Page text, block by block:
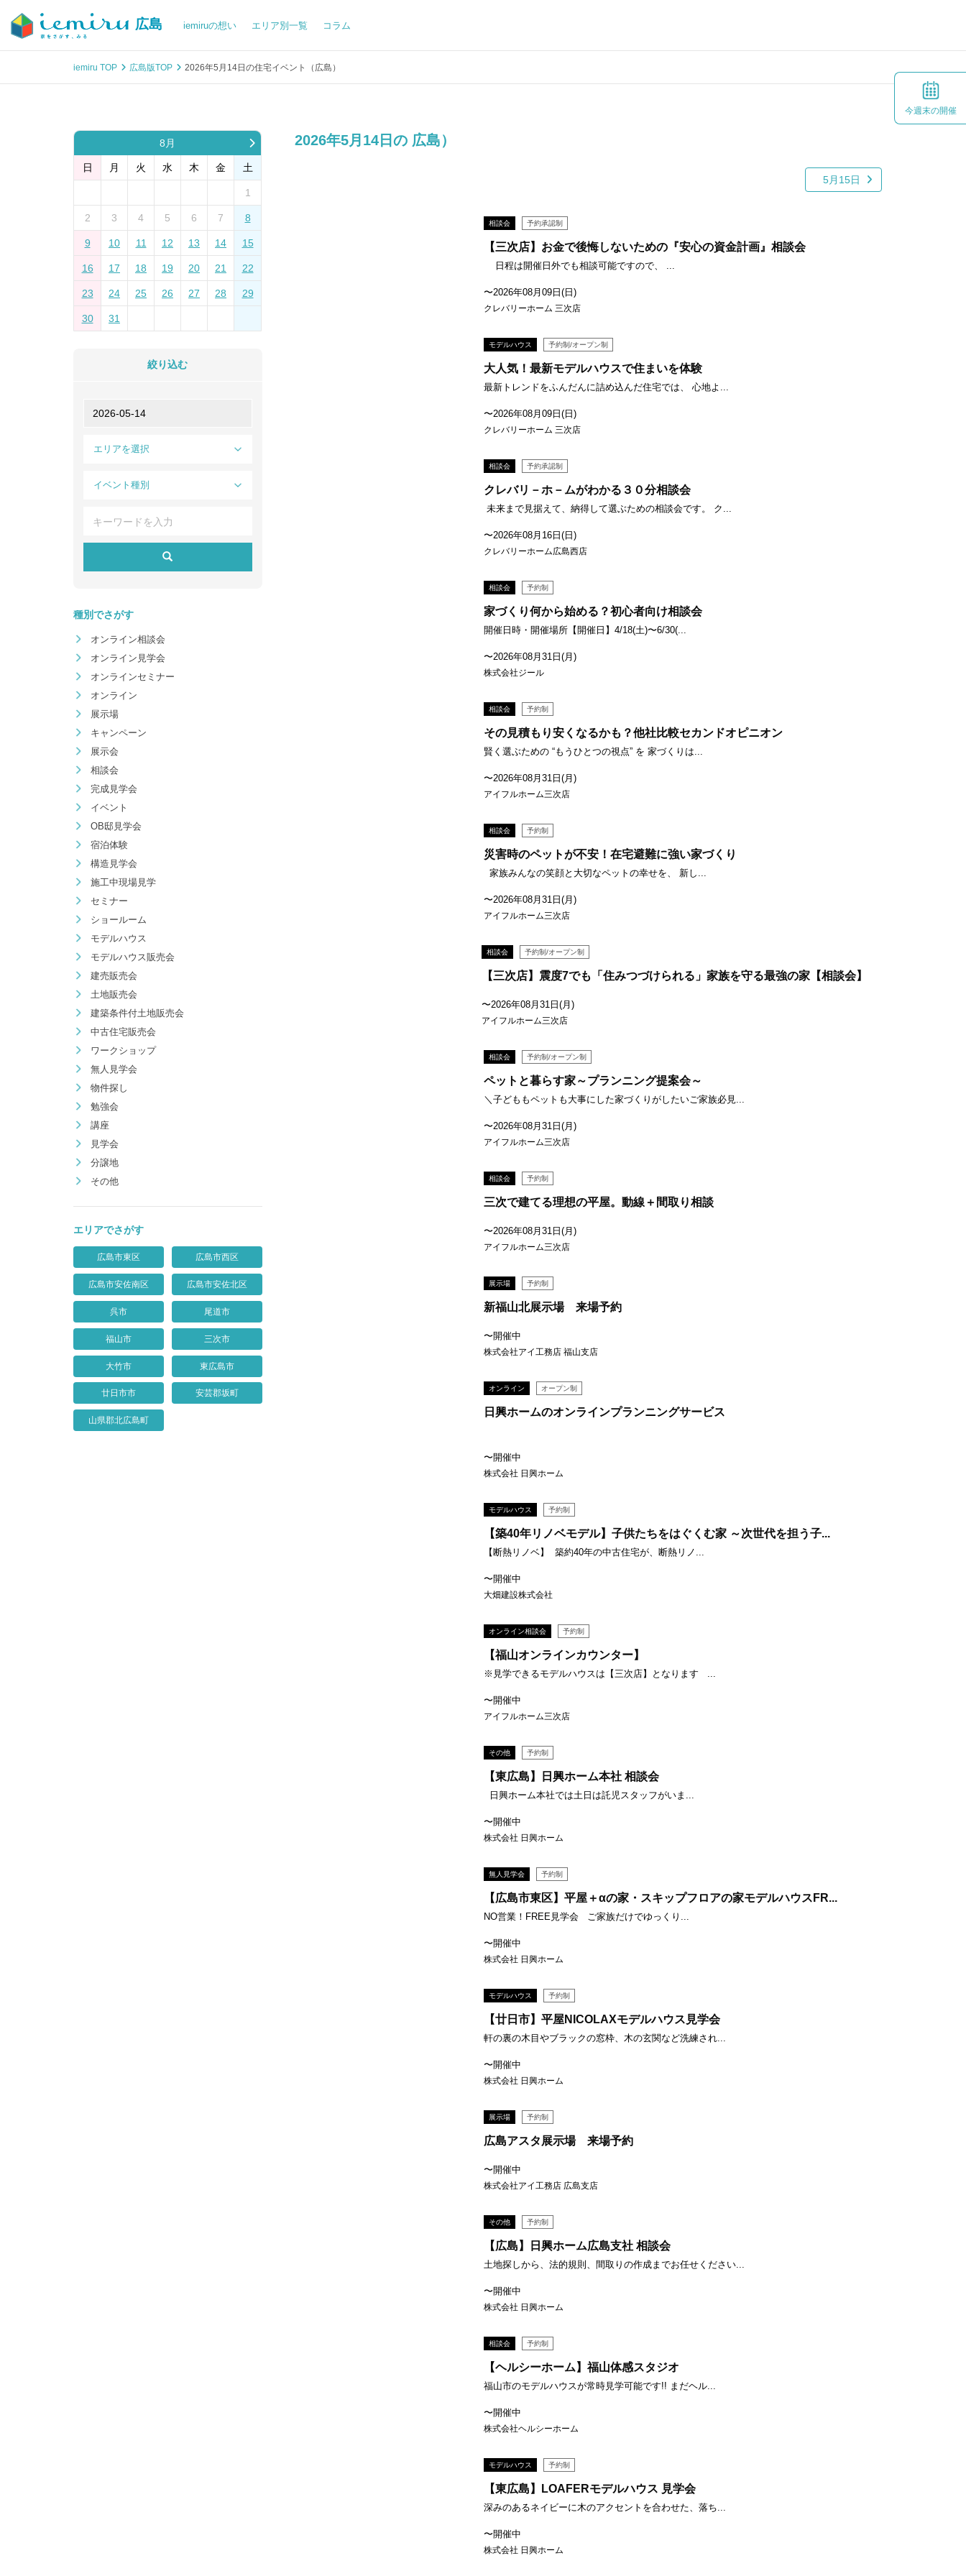
広島 iemiruの想い エリア別一覧 コラム
iemiru TOP 広島版TOP 2026年5月14日の住宅イベント（広島）
2026年5月14日の 広島）
5月15日
相談会 予約承認制
【三次店】お金で後悔しないための『安心の資金計画』相談会
日程は開催日外でも相談可能ですので、 ...
〜2026年08月09日(日)
クレバリーホーム 三次店
モデルハウス 予約制/オープン制
大人気！最新モデルハウスで住まいを体験
最新トレンドをふんだんに詰め込んだ住宅では、 心地よ...
〜2026年08月09日(日)
クレバリーホーム 三次店
相談会 予約承認制
クレバリ－ホ－ムがわかる３０分相談会
未来まで見据えて、納得して選ぶための相談会です。 ク...
〜2026年08月16日(日)
クレバリーホーム広島西店
相談会 予約制
家づくり何から始める？初心者向け相談会
開催日時・開催場所【開催日】4/18(土)〜6/30(...
〜2026年08月31日(月)
株式会社ジール
相談会 予約制
その見積もり安くなるかも？他社比較セカンドオピニオン
賢く選ぶための “もうひとつの視点” を 家づくりは...
〜2026年08月31日(月)
アイフルホーム三次店
相談会 予約制
災害時のペットが不安！在宅避難に強い家づくり
家族みんなの笑顔と大切なペットの幸せを、 新し...
〜2026年08月31日(月)
アイフルホーム三次店
相談会 予約制/オープン制
【三次店】震度7でも「住みつづけられる」家族を守る最強の家【相談会】
〜2026年08月31日(月)
アイフルホーム三次店
相談会 予約制/オープン制
ペットと暮らす家～プランニング提案会～
＼子どももペットも大事にした家づくりがしたいご家族必見...
〜2026年08月31日(月)
アイフルホーム三次店
相談会 予約制
三次で建てる理想の平屋。動線＋間取り相談
〜2026年08月31日(月)
アイフルホーム三次店
展示場 予約制
新福山北展示場 来場予約
〜開催中
株式会社アイ工務店 福山支店
オンライン オープン制
日興ホームのオンラインプランニングサービス
〜開催中
株式会社 日興ホーム
モデルハウス 予約制
【築40年リノベモデル】子供たちをはぐくむ家 ～次世代を担う子...
【断熱リノベ】 築約40年の中古住宅が、断熱リノ...
〜開催中
大畑建設株式会社
オンライン相談会 予約制
【福山オンラインカウンター】
※見学できるモデルハウスは【三次店】となります ...
〜開催中
アイフルホーム三次店
その他 予約制
【東広島】日興ホーム本社 相談会
日興ホーム本社では土日は託児スタッフがいま...
〜開催中
株式会社 日興ホーム
無人見学会 予約制
【広島市東区】平屋＋αの家・スキップフロアの家モデルハウスFR...
NO営業！FREE見学会 ご家族だけでゆっくり...
〜開催中
株式会社 日興ホーム
モデルハウス 予約制
【廿日市】平屋NICOLAXモデルハウス見学会
軒の裏の木目やブラックの窓枠、木の玄関など洗練され...
〜開催中
株式会社 日興ホーム
展示場 予約制
広島アスタ展示場 来場予約
〜開催中
株式会社アイ工務店 広島支店
その他 予約制
【広島】日興ホーム広島支社 相談会
土地探しから、法的規則、間取りの作成までお任せください...
〜開催中
株式会社 日興ホーム
相談会 予約制
【ヘルシーホーム】福山体感スタジオ
福山市のモデルハウスが常時見学可能です!! まだヘル...
〜開催中
株式会社ヘルシーホーム
モデルハウス 予約制
【東広島】LOAFERモデルハウス 見学会
深みのあるネイビーに木のアクセントを合わせた、落ち...
〜開催中
株式会社 日興ホーム
今週末の開催
8月
日 月 火 水 木 金 土
1
2 3 4 5 6 7 8
9 10 11 12 13 14 15
16 17 18 19 20 21 22
23 24 25 26 27 28 29
30 31
絞り込む
エリアを選択
イベント種別
種別でさがす
オンライン相談会
オンライン見学会
オンラインセミナー
オンライン
展示場
キャンペーン
展示会
相談会
完成見学会
イベント
OB邸見学会
宿泊体験
構造見学会
施工中現場見学
セミナー
ショールーム
モデルハウス
モデルハウス販売会
建売販売会
土地販売会
建築条件付土地販売会
中古住宅販売会
ワークショップ
無人見学会
物件探し
勉強会
講座
見学会
分譲地
その他
エリアでさがす
広島市東区 広島市西区
広島市安佐南区 広島市安佐北区
呉市 尾道市
福山市 三次市
大竹市 東広島市
廿日市市 安芸郡坂町
山県郡北広島町